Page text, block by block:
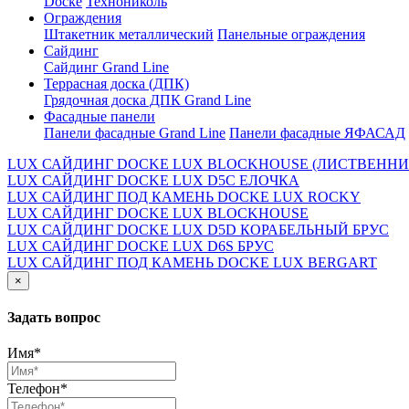
Ограждения
Штакетник металлический Панельные ограждения
Сайдинг
Сайдинг Grand Line
Террасная доска (ДПК)
Грядочная доска ДПК Grand Line
Фасадные панели
Панели фасадные Grand Line Панели фасадные ЯФАСАД
LUX САЙДИНГ DOCKE LUX BLOCKHOUSE
LUX САЙДИНГ DOCKE LUX D5С ЕЛОЧКА
LUX САЙДИНГ ПОД КАМЕНЬ DOCKE LUX ROCKY
LUX САЙДИНГ DOCKE LUX BLOCKHOUSE
LUX САЙДИНГ DOCKE LUX D5D КОРАБЕЛЬНЫЙ БРУС
LUX САЙДИНГ DOCKE LUX D6S БРУС
LUX САЙДИНГ ПОД КАМЕНЬ DOCKE LUX BERGART
×
Задать вопрос
Имя*
Телефон*